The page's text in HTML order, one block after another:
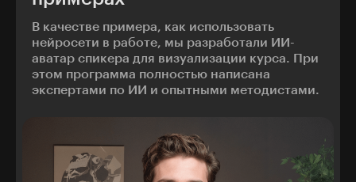
В качестве примера, как использовать
нейросети в работе, мы разработали ИИ-
аватар спикера для визуализации курса. При
этом программа полностью написана
экспертами по ИИ и опытными методистами.